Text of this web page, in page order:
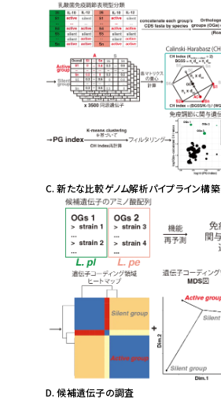
C. 新たな比較ゲノム解析パイプライン構築
D. 候補遺伝子の調査